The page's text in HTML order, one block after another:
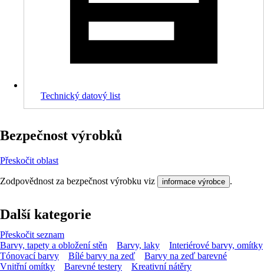
Technický datový list
Bezpečnost výrobků
Přeskočit oblast
Zodpovědnost za bezpečnost výrobku viz informace výrobce .
Další kategorie
Přeskočit seznam
Barvy, tapety a obložení stěn
Barvy, laky
Interiérové barvy, omítky
Tónovací barvy
Bílé barvy na zeď
Barvy na zeď barevné
Vnitřní omítky
Barevné testery Kreativní nátěry